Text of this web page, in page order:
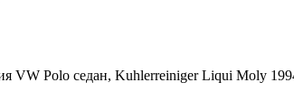
VW Polo седан, Kuhlerreiniger Liqui Moly